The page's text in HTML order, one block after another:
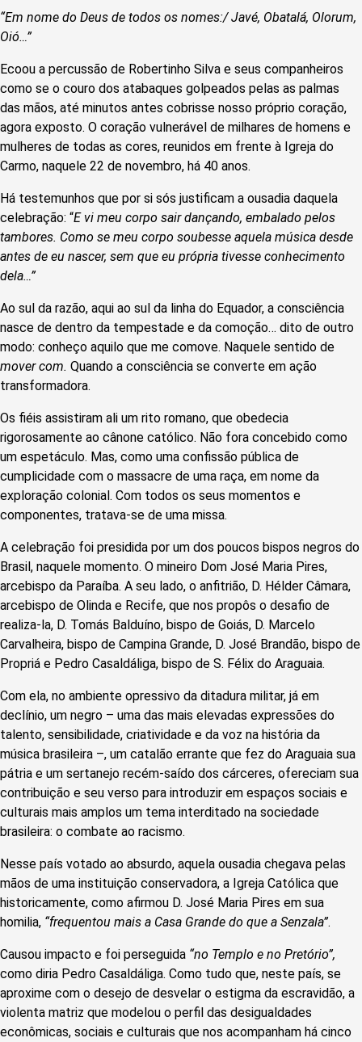
“Em nome do Deus de todos os nomes:/ Javé, Obatalá, Olorum,
Oió…”
Ecoou a percussão de Robertinho Silva e seus companheiros
como se o couro dos atabaques golpeados pelas as palmas
das mãos, até minutos antes cobrisse nosso próprio coração,
agora exposto. O coração vulnerável de milhares de homens e
mulheres de todas as cores, reunidos em frente à Igreja do
Carmo, naquele 22 de novembro, há 40 anos.
Há testemunhos que por si sós justificam a ousadia daquela
celebração: “E vi meu corpo sair dançando, embalado pelos
tambores. Como se meu corpo soubesse aquela música desde
antes de eu nascer, sem que eu própria tivesse conhecimento
dela…”
Ao sul da razão, aqui ao sul da linha do Equador, a consciência
nasce de dentro da tempestade e da comoção… dito de outro
modo: conheço aquilo que me comove. Naquele sentido de
mover com. Quando a consciência se converte em ação
transformadora.
Os fiéis assistiram ali um rito romano, que obedecia
rigorosamente ao cânone católico. Não fora concebido como
um espetáculo. Mas, como uma confissão pública de
cumplicidade com o massacre de uma raça, em nome da
exploração colonial. Com todos os seus momentos e
componentes, tratava-se de uma missa.
A celebração foi presidida por um dos poucos bispos negros do
Brasil, naquele momento. O mineiro Dom José Maria Pires,
arcebispo da Paraíba. A seu lado, o anfitrião, D. Hélder Câmara,
arcebispo de Olinda e Recife, que nos propôs o desafio de
realiza-la, D. Tomás Balduíno, bispo de Goiás, D. Marcelo
Carvalheira, bispo de Campina Grande, D. José Brandão, bispo de
Propriá e Pedro Casaldáliga, bispo de S. Félix do Araguaia.
Com ela, no ambiente opressivo da ditadura militar, já em
declínio, um negro – uma das mais elevadas expressões do
talento, sensibilidade, criatividade e da voz na história da
música brasileira –, um catalão errante que fez do Araguaia sua
pátria e um sertanejo recém-saído dos cárceres, ofereciam sua
contribuição e seu verso para introduzir em espaços sociais e
culturais mais amplos um tema interditado na sociedade
brasileira: o combate ao racismo.
Nesse país votado ao absurdo, aquela ousadia chegava pelas
mãos de uma instituição conservadora, a Igreja Católica que
historicamente, como afirmou D. José Maria Pires em sua
homilia, “frequentou mais a Casa Grande do que a Senzala”.
Causou impacto e foi perseguida “no Templo e no Pretório”,
como diria Pedro Casaldáliga. Como tudo que, neste país, se
aproxime com o desejo de desvelar o estigma da escravidão, a
violenta matriz que modelou o perfil das desigualdades
econômicas, sociais e culturais que nos acompanham há cinco